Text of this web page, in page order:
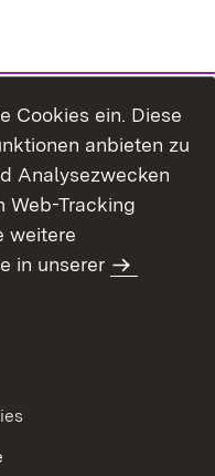
Cookies ein. Diese
anbieten zu
Analysezwecken
Web-Tracking
weitere
in unserer